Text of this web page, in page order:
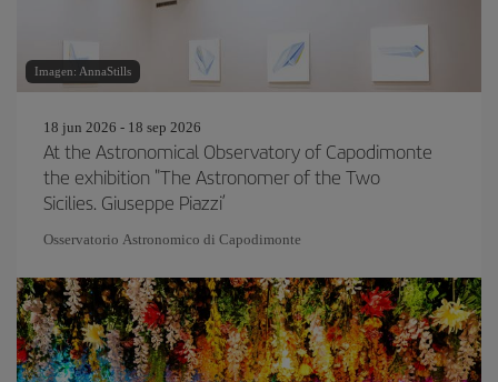
Imagen: AnnaStills
18 jun 2026 - 18 sep 2026
At the Astronomical Observatory of Capodimonte
the exhibition "The Astronomer of the Two
Sicilies. Giuseppe Piazzi’
Osservatorio Astronomico di Capodimonte